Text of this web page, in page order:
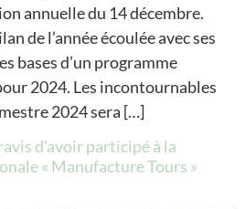
annuelle du 14 décembre.
de l’année écoulée avec ses
bases d’un programme
2024. Les incontournables
2024 sera […]
d’avoir participé à la
« Manufacture Tours »